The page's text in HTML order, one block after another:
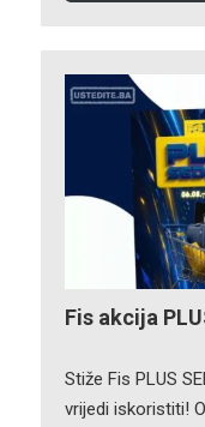
Fis akcija
Stiže Fis PLUS
vrijedi iskoristiti!